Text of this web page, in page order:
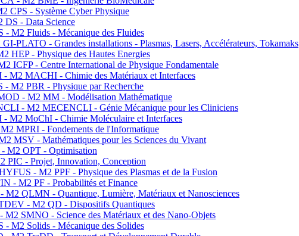
CPS - Système Cyber Physique
DS - Data Science
M2 Fluids - Mécanique des Fluides
PLATO - Grandes installations - Plasmas, Lasers, Accélérateurs, Tokamaks
HEP - Physique des Hautes Energies
ICFP - Centre International de Physique Fondamentale
M2 MACHI - Chimie des Matériaux et Interfaces
M2 PBR - Physique par Recherche
- M2 MM - Modélisation Mathématique
- M2 MECENCLI - Génie Mécanique pour les Cliniciens
M2 MoChI - Chimie Moléculaire et Interfaces
MPRI - Fondements de l'Informatique
MSV - Mathématiques pour les Sciences du Vivant
M2 OPT - Optimisation
PIC - Projet, Innovation, Conception
- M2 PPF - Physique des Plasmas et de la Fusion
- M2 PF - Probabilités et Finance
QLMN - Quantique, Lumière, Matériaux et Nanosciences
- M2 QD - Dispositifs Quantiques
SMNO - Science des Matériaux et des Nano-Objets
- M2 Solids - Mécanique des Solides